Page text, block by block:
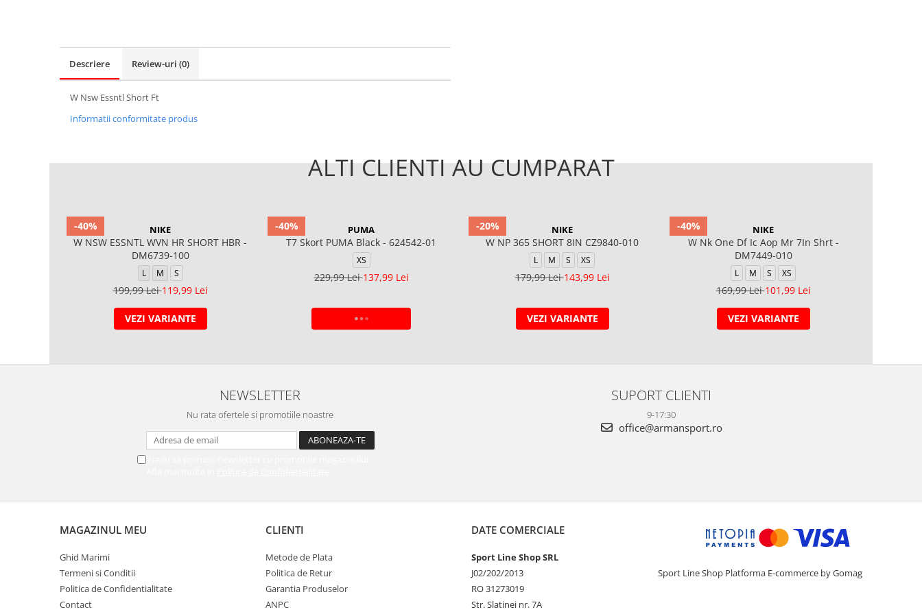
Descriere Review-uri (0)
W Nsw Essntl Short Ft
Informatii conformitate produs
ALTI CLIENTI AU CUMPARAT
-40% NIKE
W NSW ESSNTL WVN HR SHORT HBR -
DM6739-100
L M S
199,99 Lei119,99 Lei
VEZI VARIANTE
-40% PUMA
T7 Skort PUMA Black - 624542-01
XS
229,99 Lei137,99 Lei
ADAUGA IN COS
-20% NIKE
W NP 365 SHORT 8IN CZ9840-010
L M S XS
179,99 Lei143,99 Lei
VEZI VARIANTE
-40% NIKE
W Nk One Df Ic Aop Mr 7In Shrt -
DM7449-010
L M S XS
169,99 Lei101,99 Lei
VEZI VARIANTE
NEWSLETTER
Nu rata ofertele si promotiile noastre
Vreau sa primesc newsletter cu promotiile magazinului.
SUPORT CLIENTI
9-17:30
office@armansport.ro
MAGAZINUL MEU
Ghid Marimi
Termeni si Conditii
Politica de Confidentialitate
Contact
CLIENTI
Metode de Plata
Politica de Retur
Garantia Produselor
ANPC
DATE COMERCIALE
Sport Line Shop SRL
J02/202/2013
RO 31273019
Str. Slatinei nr. 7A
Sport Line Shop Platforma E-commerce by Gomag